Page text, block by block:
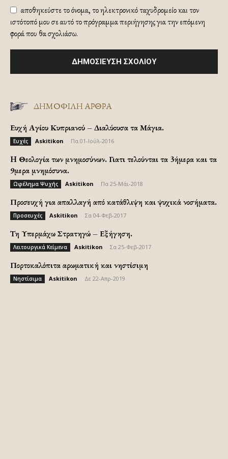
αποθηκεύστε το όνομα, το ηλεκτρονικό ταχυδρομείο και τον
ιστότοπό μου σε αυτό το πρόγραμμα περιήγησης για την επόμενη
φορά που θα σχολιάσω.
ΔΗΜΟΦΙΛΗ ΑΡΘΡΑ
Ευχή Αγίου Κυπριανού – Διαλύουσα τα Μάγια.
Ευχές Askitikon Πα 01-Ιούλ-2016
H Θεολογία των μνημοσύνων. Γιατι τελούνται τα 3ήμερα και τα
9μερα μνημόσυνα.
Ωφέλημα Ψυχής Askitikon Πα 25-Μάι-2018
Προσευχή για απαλλαγή από κατάθλιψη και ψυχικά νοσήματα.
Προσευχές Askitikon Σα 04-Φεβ-2017
Τη Υπερμάχω Στρατηγώ – Εξήγηση.
Λειτουργικά Κείμενα Askitikon Σα 25-Φεβ-2017
Πορτοκαλόπιτα αρωματική και νηστίσιμη
Νηστίσιμα Askitikon Δε 22-Απρ-2019